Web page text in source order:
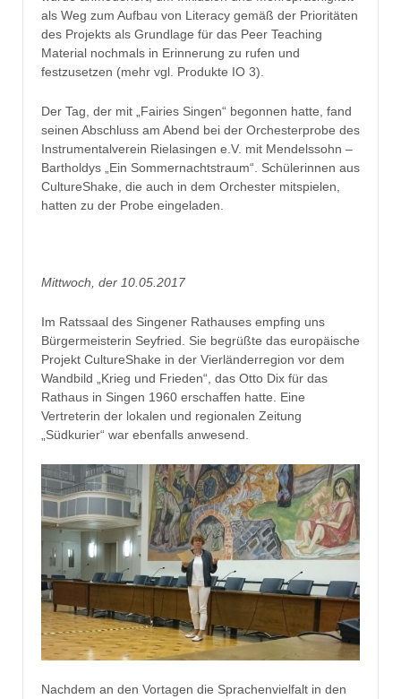
als Weg zum Aufbau von Literacy gemäß der Prioritäten
des Projekts als Grundlage für das Peer Teaching
Material nochmals in Erinnerung zu rufen und
festzusetzen (mehr vgl. Produkte IO 3).
Der Tag, der mit „Fairies Singen“ begonnen hatte, fand
seinen Abschluss am Abend bei der Orchesterprobe des
Instrumentalverein Rielasingen e.V. mit Mendelssohn –
Bartholdys „Ein Sommernachtstraum“. Schülerinnen aus
CultureShake, die auch in dem Orchester mitspielen,
hatten zu der Probe eingeladen.
Mittwoch, der 10.05.2017
Im Ratssaal des Singener Rathauses empfing uns
Bürgermeisterin Seyfried. Sie begrüßte das europäische
Projekt CultureShake in der Vierländerregion vor dem
Wandbild „Krieg und Frieden“, das Otto Dix für das
Rathaus in Singen 1960 erschaffen hatte. Eine
Vertreterin der lokalen und regionalen Zeitung
„Südkurier“ war ebenfalls anwesend.
Nachdem an den Vortagen die Sprachenvielfalt in den